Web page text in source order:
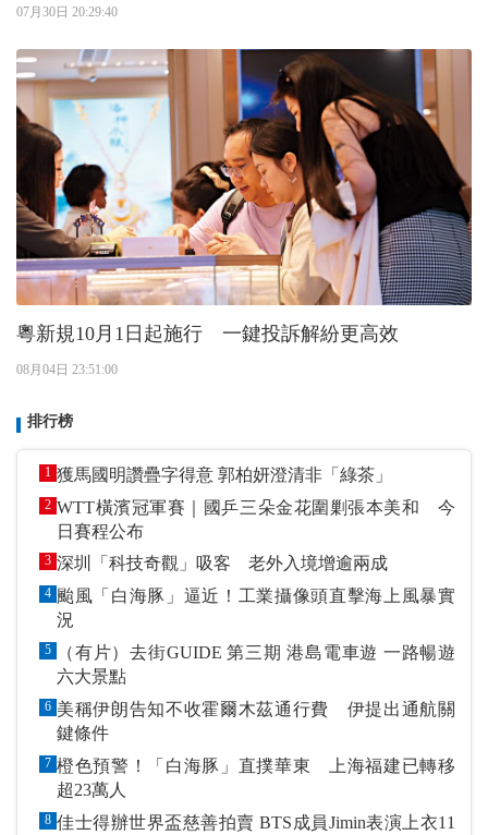
07月30日 20:29:40
粵新規10月1日起施行 一鍵投訴解紛更高效
08月04日 23:51:00
排行榜
1 獲馬國明讚疊字得意 郭柏妍澄清非「綠茶」
2 WTT橫濱冠軍賽｜國乒三朵金花圍剿張本美和 今
日賽程公布
3 深圳「科技奇觀」吸客 老外入境增逾兩成
4 颱風「白海豚」逼近！工業攝像頭直擊海上風暴實
況
5
（有片）去街GUIDE 第三期 港島電車遊 一路暢遊
六大景點
6 美稱伊朗告知不收霍爾木茲通行費 伊提出通航關
鍵條件
7 橙色預警！「白海豚」直撲華東 上海福建已轉移
超23萬人
8 佳士得辦世界盃慈善拍賣 BTS成員Jimin表演上衣11